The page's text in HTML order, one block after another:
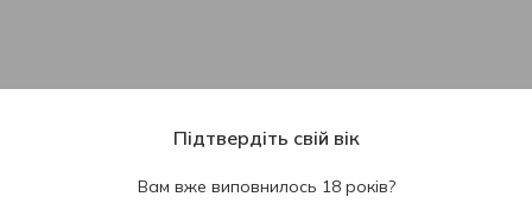
Підтвердіть свій вік
Вам вже виповнилось 18 років?